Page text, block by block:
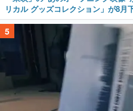
リカル グッズコレクション」が8月
5